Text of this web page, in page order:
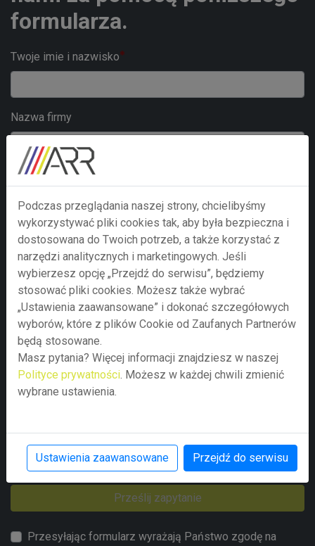
formularza.
Twoje imie i nazwisko
Nazwa firmy
Adre e-mail
Numer telefonu
Treść zapytania
Prześlij zapytanie
Przesyłając formularz wyrażają Państwo zgodę na
Podczas przeglądania naszej strony, chcielibyśmy
wykorzystywać pliki cookies tak, aby była bezpieczna i
dostosowana do Twoich potrzeb, a także korzystać z
narzędzi analitycznych i marketingowych. Jeśli
wybierzesz opcję „Przejdź do serwisu”, będziemy
stosować pliki cookies. Możesz także wybrać
„Ustawienia zaawansowane” i dokonać szczegółowych
wyborów, które z plików Cookie od Zaufanych Partnerów
będą stosowane.
Masz pytania? Więcej informacji znajdziesz w naszej
Polityce prywatności. Możesz w każdej chwili zmienić
wybrane ustawienia.
Ustawienia zaawansowane Przejdź do serwisu